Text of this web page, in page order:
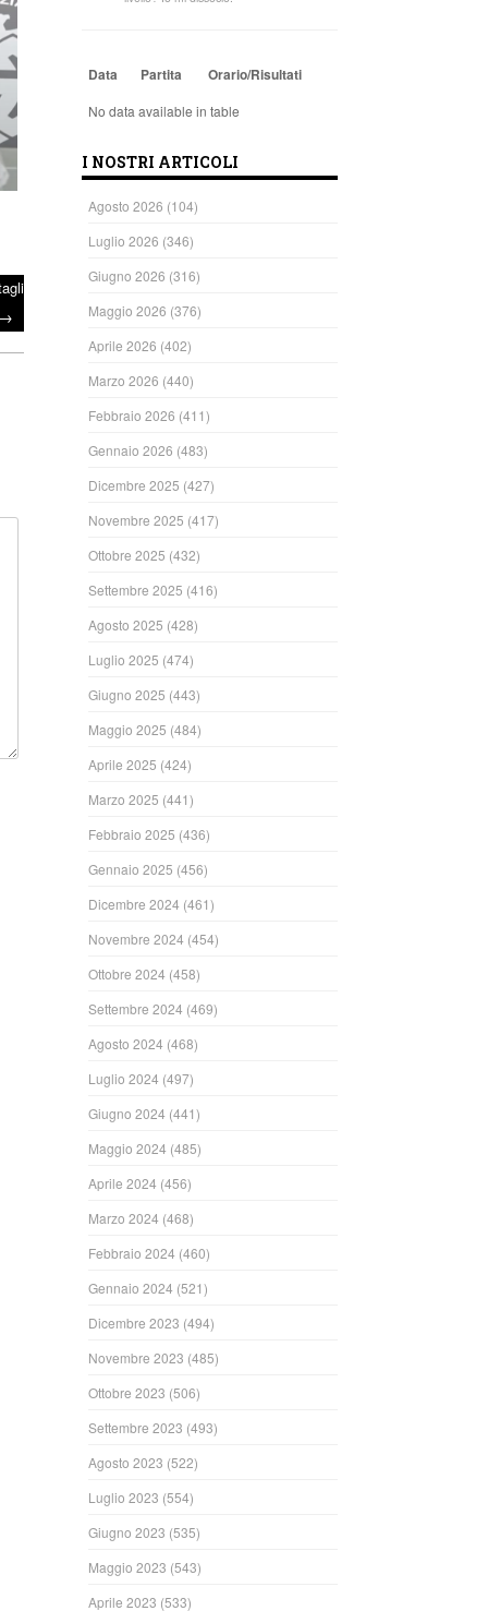
→
Data Partita Orario/Risultati
No data available in table
I NOSTRI ARTICOLI
Agosto 2026 (104)
Luglio 2026 (346)
Giugno 2026 (316)
Maggio 2026 (376)
Aprile 2026 (402)
Marzo 2026 (440)
Febbraio 2026 (411)
Gennaio 2026 (483)
Dicembre 2025 (427)
Novembre 2025 (417)
Ottobre 2025 (432)
Settembre 2025 (416)
Agosto 2025 (428)
Luglio 2025 (474)
Giugno 2025 (443)
Maggio 2025 (484)
Aprile 2025 (424)
Marzo 2025 (441)
Febbraio 2025 (436)
Gennaio 2025 (456)
Dicembre 2024 (461)
Novembre 2024 (454)
Ottobre 2024 (458)
Settembre 2024 (469)
Agosto 2024 (468)
Luglio 2024 (497)
Giugno 2024 (441)
Maggio 2024 (485)
Aprile 2024 (456)
Marzo 2024 (468)
Febbraio 2024 (460)
Gennaio 2024 (521)
Dicembre 2023 (494)
Novembre 2023 (485)
Ottobre 2023 (506)
Settembre 2023 (493)
Agosto 2023 (522)
Luglio 2023 (554)
Giugno 2023 (535)
Maggio 2023 (543)
Aprile 2023 (533)